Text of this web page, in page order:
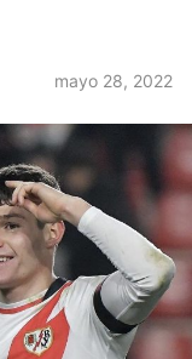
mayo 28, 2022